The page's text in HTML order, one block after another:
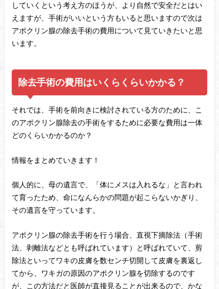
していくという考え方のほうが、より自然で安全だとはい
えますが、手術がいいという方もいると思いますので次は
アポクリン腺の除去手術の費用について見ていきたいと思
います。
除去手術の費用はいくらくらいかかる？
それでは、手術を前向きに検討されている方のために、こ
のアポクリン腺除去の手術をするために必要な費用は一体
どのくらいかかるのか？
情報をまとめていきます！
個人的に、母の遺言で、「体にメスは入れるな」と言われ
て育ったため、命になんらかの問題が起こらないかぎり、
その遺言を守っています。
アポクリン腺の除去手術を行う場合、直視下摘除法（手術
法、剥離法などとも呼ばれています）と呼ばれていて、剪
除法といってワキの皮膚を数センチ切開して皮膚を裏返し
てから、ワキガの原因のアポクリン腺を切除するのです
が、この方法だと医師が直接見ることが出来るので、かな